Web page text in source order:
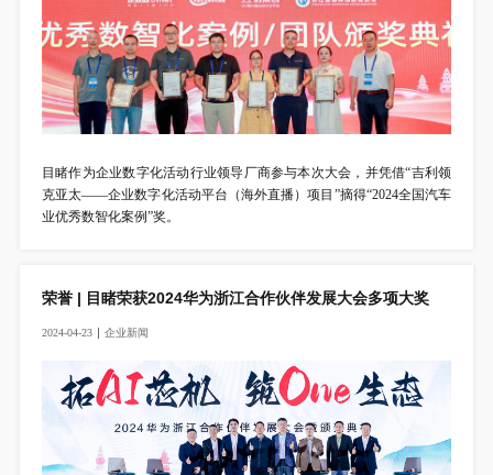
目睹作为企业数字化活动行业领导厂商参与本次大会，并凭借“吉利领
克亚太——企业数字化活动平台（海外直播）项目”摘得“2024全国汽车
业优秀数智化案例”奖。
荣誉 | 目睹荣获2024华为浙江合作伙伴发展大会多项大奖
2024-04-23 企业新闻